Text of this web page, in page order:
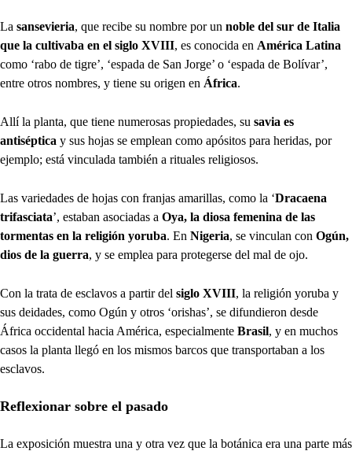
La sansevieria, que recibe su nombre por un noble del sur de Italia
que la cultivaba en el siglo XVIII, es conocida en América Latina
como ‘rabo de tigre’, ‘espada de San Jorge’ o ‘espada de Bolívar’,
entre otros nombres, y tiene su origen en África.
Allí la planta, que tiene numerosas propiedades, su savia es
antiséptica y sus hojas se emplean como apósitos para heridas, por
ejemplo; está vinculada también a rituales religiosos.
Las variedades de hojas con franjas amarillas, como la ‘Dracaena
trifasciata’, estaban asociadas a Oya, la diosa femenina de las
tormentas en la religión yoruba. En Nigeria, se vinculan con Ogún,
dios de la guerra, y se emplea para protegerse del mal de ojo.
Con la trata de esclavos a partir del siglo XVIII, la religión yoruba y
sus deidades, como Ogún y otros ‘orishas’, se difundieron desde
África occidental hacia América, especialmente Brasil, y en muchos
casos la planta llegó en los mismos barcos que transportaban a los
esclavos.
Reflexionar sobre el pasado
La exposición muestra una y otra vez que la botánica era una parte más